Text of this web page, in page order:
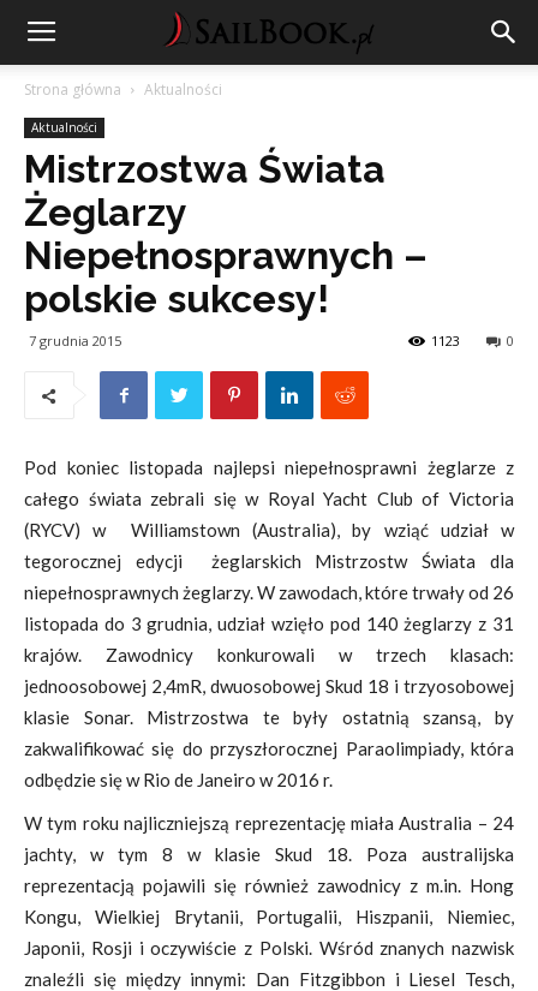
Strona główna Aktualności
Aktualności
Mistrzostwa Świata
Żeglarzy
Niepełnosprawnych –
polskie sukcesy!
7 grudnia 2015 0
1123
Pod koniec listopada najlepsi niepełnosprawni żeglarze z
całego świata zebrali się w Royal Yacht Club of Victoria
(RYCV) w Williamstown (Australia), by wziąć udział w
tegorocznej edycji żeglarskich Mistrzostw Świata dla
niepełnosprawnych żeglarzy. W zawodach, które trwały od 26
listopada do 3 grudnia, udział wzięło pod 140 żeglarzy z 31
krajów. Zawodnicy konkurowali w trzech klasach:
jednoosobowej 2,4mR, dwuosobowej Skud 18 i trzyosobowej
klasie Sonar. Mistrzostwa te były ostatnią szansą, by
zakwalifikować się do przyszłorocznej Paraolimpiady, która
odbędzie się w Rio de Janeiro w 2016 r.
W tym roku najliczniejszą reprezentację miała Australia – 24
jachty, w tym 8 w klasie Skud 18. Poza australijska
reprezentacją pojawili się również zawodnicy z m.in. Hong
Kongu, Wielkiej Brytanii, Portugalii, Hiszpanii, Niemiec,
Japonii, Rosji i oczywiście z Polski. Wśród znanych nazwisk
znaleźli się między innymi: Dan Fitzgibbon i Liesel Tesch,